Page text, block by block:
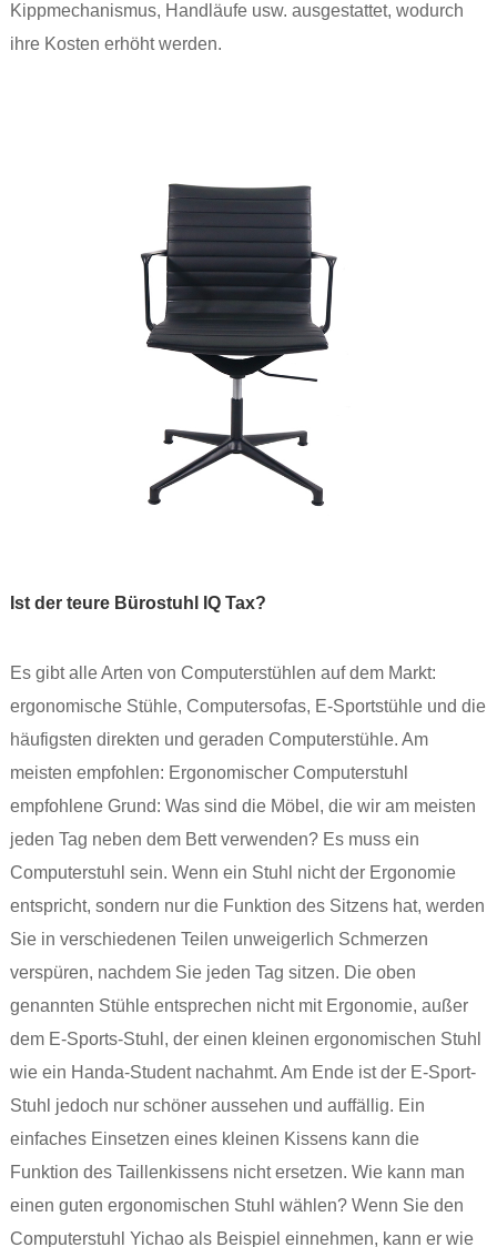
Kippmechanismus, Handläufe usw. ausgestattet, wodurch
ihre Kosten erhöht werden.
Ist der teure Bürostuhl IQ Tax?
Es gibt alle Arten von Computerstühlen auf dem Markt:
ergonomische Stühle, Computersofas, E-Sportstühle und die
häufigsten direkten und geraden Computerstühle. Am
meisten empfohlen: Ergonomischer Computerstuhl
empfohlene Grund: Was sind die Möbel, die wir am meisten
jeden Tag neben dem Bett verwenden? Es muss ein
Computerstuhl sein. Wenn ein Stuhl nicht der Ergonomie
entspricht, sondern nur die Funktion des Sitzens hat, werden
Sie in verschiedenen Teilen unweigerlich Schmerzen
verspüren, nachdem Sie jeden Tag sitzen. Die oben
genannten Stühle entsprechen nicht mit Ergonomie, außer
dem E-Sports-Stuhl, der einen kleinen ergonomischen Stuhl
wie ein Handa-Student nachahmt. Am Ende ist der E-Sport-
Stuhl jedoch nur schöner aussehen und auffällig. Ein
einfaches Einsetzen eines kleinen Kissens kann die
Funktion des Taillenkissens nicht ersetzen. Wie kann man
einen guten ergonomischen Stuhl wählen? Wenn Sie den
Computerstuhl Yichao als Beispiel einnehmen, kann er wie